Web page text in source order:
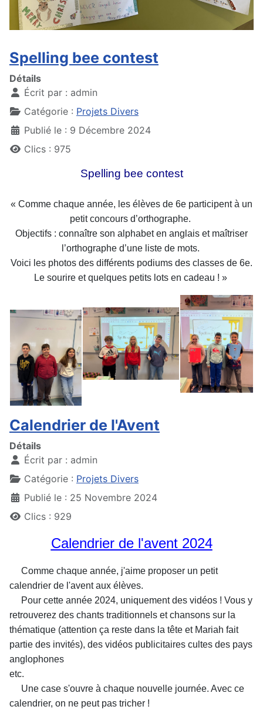
Spelling bee contest
Détails
Écrit par : admin
Catégorie : Projets Divers
Publié le : 9 Décembre 2024
Clics : 975
Spelling bee contest
« Comme chaque année, les élèves de 6e participent à un
petit concours d’orthographe.
Objectifs : connaître son alphabet en anglais et maîtriser
l’orthographe d’une liste de mots.
Voici les photos des différents podiums des classes de 6e.
Le sourire et quelques petits lots en cadeau ! »
Calendrier de l'Avent
Détails
Écrit par : admin
Catégorie : Projets Divers
Publié le : 25 Novembre 2024
Clics : 929
Calendrier de l'avent 2024
Comme chaque année, j'aime proposer un petit
calendrier de l'avent aux élèves.
Pour cette année 2024, uniquement des vidéos ! Vous y
retrouverez des chants traditionnels et chansons sur la
thématique (attention ça reste dans la tête et Mariah fait
partie des invités), des vidéos publicitaires cultes des pays
anglophones
etc.
Une case s'ouvre à chaque nouvelle journée. Avec ce
calendrier, on ne peut pas tricher !